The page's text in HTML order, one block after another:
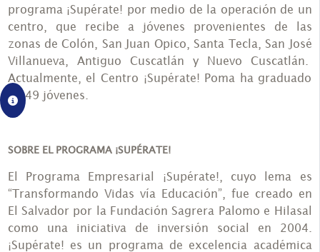
programa ¡Supérate! por medio de la operación de un
centro, que recibe a jóvenes provenientes de las
zonas de Colón, San Juan Opico, Santa Tecla, San José
Villanueva, Antiguo Cuscatlán y Nuevo Cuscatlán.
Actualmente, el Centro ¡Supérate! Poma ha graduado
a 449 jóvenes.
SOBRE EL PROGRAMA ¡SUPÉRATE!
El Programa Empresarial ¡Supérate!, cuyo lema es
“Transformando Vidas vía Educación”, fue creado en
El Salvador por la Fundación Sagrera Palomo e Hilasal
como una iniciativa de inversión social en 2004.
¡Supérate! es un programa de excelencia académica